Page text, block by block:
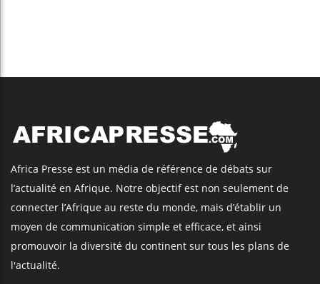
Africa Presse est un média de référence de débats sur
l’actualité en Afrique. Notre objectif est non seulement de
connecter l’Afrique au reste du monde, mais d’établir un
moyen de communication simple et efficace, et ainsi
promouvoir la diversité du continent sur tous les plans de
l'actualité.